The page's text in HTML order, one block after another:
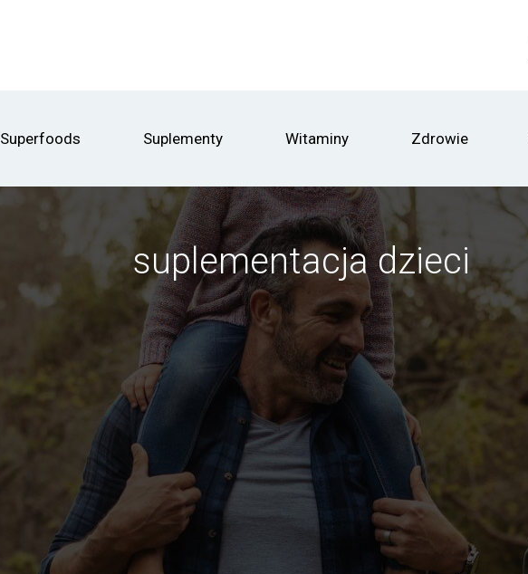
Superfoods Suplementy Witaminy Zdrowie
suplementacja dzieci